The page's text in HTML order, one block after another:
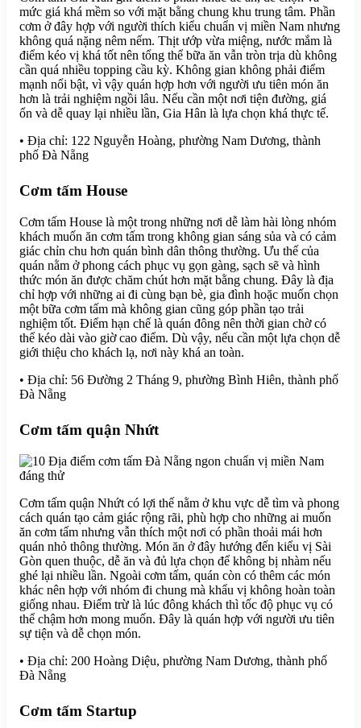
mức giá khá mềm so với mặt bằng chung khu trung tâm. Phần
cơm ở đây hợp với người thích kiểu chuẩn vị miền Nam nhưng
không quá nặng nêm nếm. Thịt ướp vừa miệng, nước mắm là
điểm kéo vị khá tốt nên tổng thể bữa ăn vẫn tròn trịa dù không
cần quá nhiều topping cầu kỳ. Không gian không phải điểm
mạnh nổi bật, vì vậy quán hợp hơn với người ưu tiên món ăn
hơn là trải nghiệm ngồi lâu. Nếu cần một nơi tiện đường, giá
ổn và dễ quay lại nhiều lần, Gia Hân là lựa chọn khá thực tế.
• Địa chỉ: 122 Nguyễn Hoàng, phường Nam Dương, thành
phố Đà Nẵng
Cơm tấm House
Cơm tấm House là một trong những nơi dễ làm hài lòng nhóm
khách muốn ăn cơm tấm trong không gian sáng sủa và có cảm
giác chỉn chu hơn quán bình dân thông thường. Ưu thế của
quán nằm ở phong cách phục vụ gọn gàng, sạch sẽ và hình
thức món ăn được chăm chút hơn mặt bằng chung. Đây là địa
chỉ hợp với những ai đi cùng bạn bè, gia đình hoặc muốn chọn
một bữa cơm tấm mà không gian cũng góp phần tạo trải
nghiệm tốt. Điểm hạn chế là quán đông nên thời gian chờ có
thể kéo dài vào giờ cao điểm. Dù vậy, nếu cần một lựa chọn dễ
giới thiệu cho khách lạ, nơi này khá an toàn.
• Địa chỉ: 56 Đường 2 Tháng 9, phường Bình Hiên, thành phố
Đà Nẵng
Cơm tấm quận Nhứt
Cơm tấm quận Nhứt có lợi thế nằm ở khu vực dễ tìm và phong
cách quán tạo cảm giác rộng rãi, phù hợp cho những ai muốn
ăn cơm tấm nhưng vẫn thích một nơi có phần thoải mái hơn
quán nhỏ thông thường. Món ăn ở đây hướng đến kiểu vị Sài
Gòn quen thuộc, dễ ăn và đủ lựa chọn để không bị nhàm nếu
ghé lại nhiều lần. Ngoài cơm tấm, quán còn có thêm các món
khác nên hợp với nhóm đi chung mà khẩu vị không hoàn toàn
giống nhau. Điểm trừ là lúc đông khách thì tốc độ phục vụ có
thể chậm hơn mong muốn. Đây là quán hợp với người ưu tiên
sự tiện và dễ chọn món.
• Địa chỉ: 200 Hoàng Diệu, phường Nam Dương, thành phố
Đà Nẵng
Cơm tấm Startup